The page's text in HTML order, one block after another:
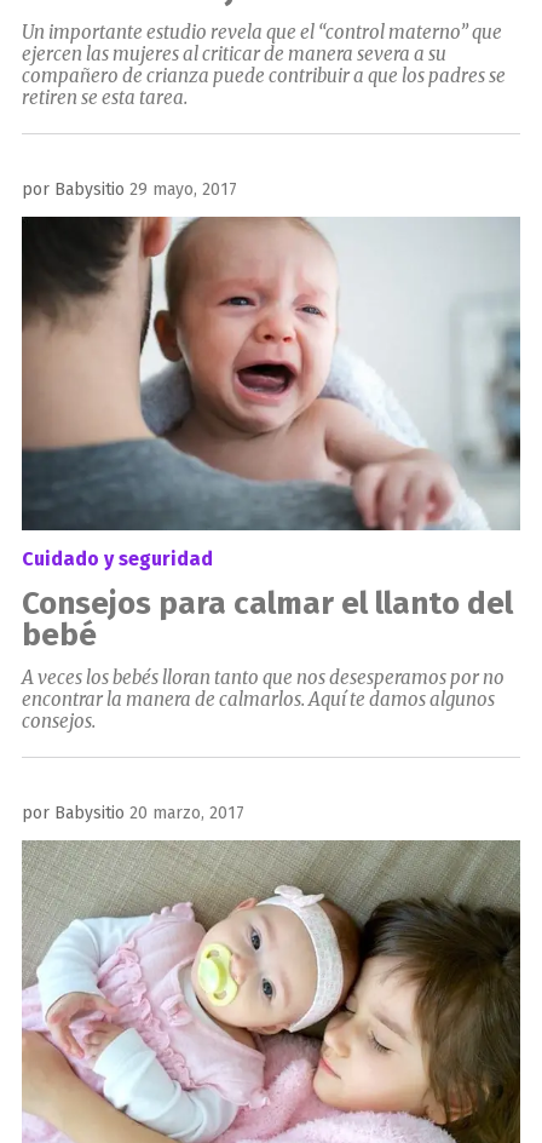
Un importante estudio revela que el “control materno” que
ejercen las mujeres al criticar de manera severa a su
compañero de crianza puede contribuir a que los padres se
retiren se esta tarea.
por Babysitio Publicado
el
29 mayo, 2017
Cuidado y seguridad
Consejos para calmar el llanto del
bebé
A veces los bebés lloran tanto que nos desesperamos por no
encontrar la manera de calmarlos. Aquí te damos algunos
consejos.
por Babysitio Publicado
el
20 marzo, 2017